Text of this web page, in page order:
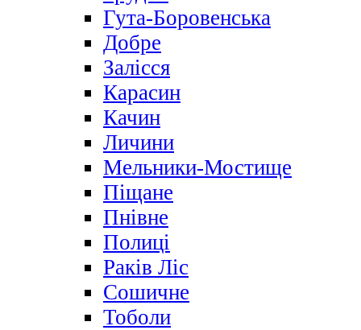
Гута-Боровенська
Добре
Залісся
Карасин
Качин
Личини
Мельники-Мостище
Піщане
Пнівне
Полиці
Раків Ліс
Сошичне
Тоболи